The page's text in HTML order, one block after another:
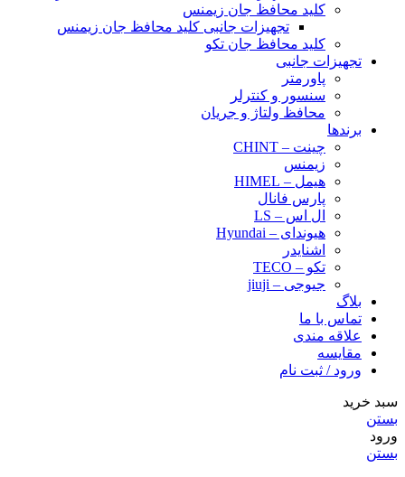
کلید محافظ جان زیمنس
تجهیزات جانبی کلید محافظ جان زیمنس
کلید محافظ جان تکو
تجهیزات جانبی
پاورمتر
سنسور و کنترلر
محافظ ولتاژ و‌ جریان
برندها
چینت – CHINT
زیمنس
هیمل – HIMEL
پارس فانال
ال اس – LS
هیوندای – Hyundai
اشنایدر
تکو – TECO
جیوجی – jiuji
بلاگ
تماس با ما
علاقه مندی
مقایسه
ورود / ثبت نام
سبد خرید
بستن
ورود
بستن